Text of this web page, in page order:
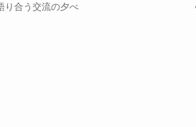
り合う交流の夕べ